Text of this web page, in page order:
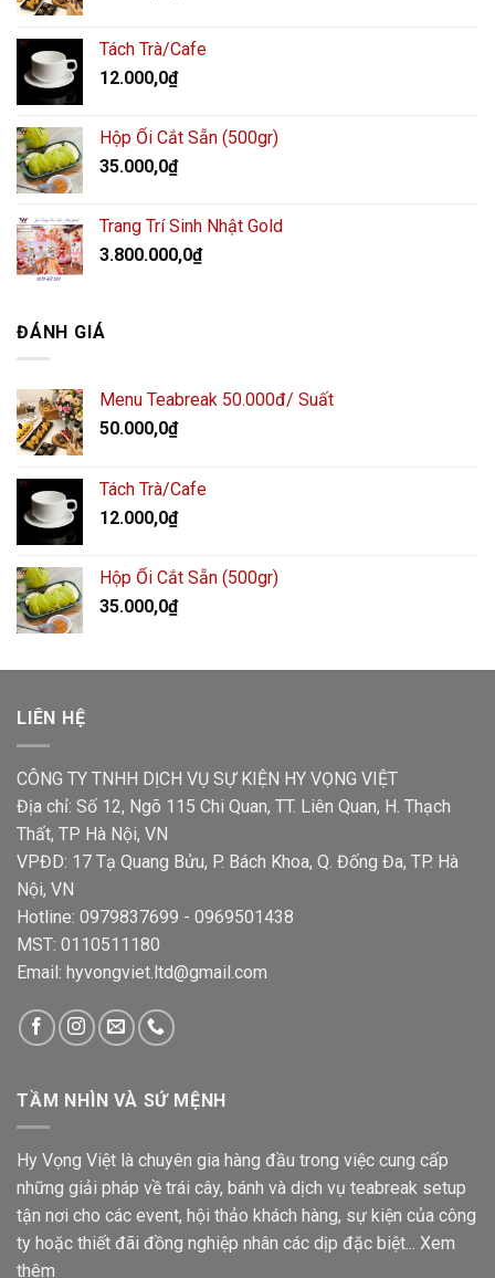
Tách Trà/Cafe
12.000,0₫
Hộp Ổi Cắt Sẵn (500gr)
35.000,0₫
Trang Trí Sinh Nhật Gold
3.800.000,0₫
ĐÁNH GIÁ
Menu Teabreak 50.000đ/ Suất
50.000,0₫
Tách Trà/Cafe
12.000,0₫
Hộp Ổi Cắt Sẵn (500gr)
35.000,0₫
LIÊN HỆ
CÔNG TY TNHH DỊCH VỤ SỰ KIỆN HY VỌNG VIỆT
Địa chỉ: Số 12, Ngõ 115 Chi Quan, TT. Liên Quan, H. Thạch
Thất, TP Hà Nội, VN
VPĐD: 17 Tạ Quang Bửu, P. Bách Khoa, Q. Đống Đa, TP. Hà
Nội, VN
Hotline: 0979837699 - 0969501438
MST: 0110511180
Email: hyvongviet.ltd@gmail.com
TẦM NHÌN VÀ SỨ MỆNH
Hy Vọng Việt là chuyên gia hàng đầu trong việc cung cấp
những giải pháp về trái cây, bánh và dịch vụ teabreak setup
tận nơi cho các event, hội thảo khách hàng, sự kiện của công
ty hoặc thiết đãi đồng nghiệp nhân các dịp đặc biệt... Xem
thêm